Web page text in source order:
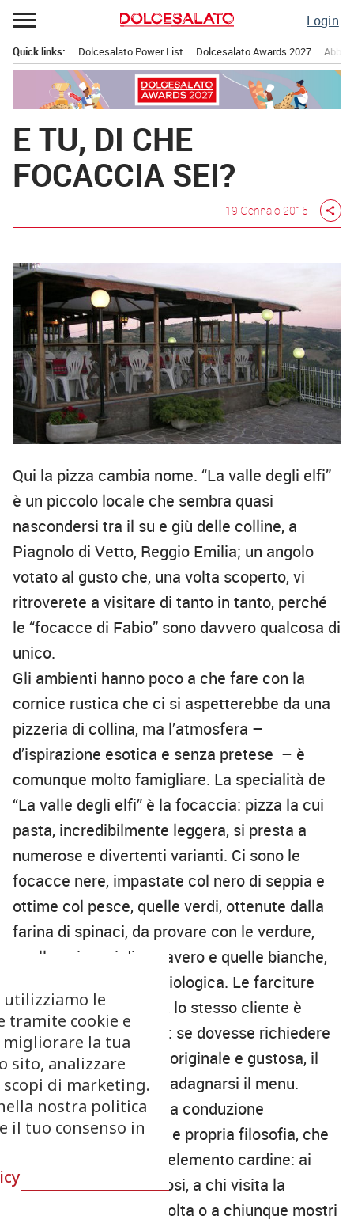
Passa
al
contenuto
Login
principale
Quick links: Dolcesalato Power List Dolcesalato Awards 2027
E TU, DI CHE
FOCACCIA SEI?
19 Gennaio 2015 share
Qui la pizza cambia nome. “La valle degli elfi”
è un piccolo locale che sembra quasi
nascondersi tra il su e giù delle colline, a
Piagnolo di Vetto, Reggio Emilia; un angolo
votato al gusto che, una volta scoperto, vi
ritroverete a visitare di tanto in tanto, perché
le “focacce di Fabio” sono davvero qualcosa di
unico.
Gli ambienti hanno poco a che fare con la
cornice rustica che ci si aspetterebbe da una
pizzeria di collina, ma l’atmosfera –
d’ispirazione esotica e senza pretese – è
comunque molto famigliare. La specialità de
“La valle degli elfi” è la focaccia: pizza la cui
pasta, incredibilmente leggera, si presta a
numerose e divertenti varianti. Ci sono le
focacce nere, impastate col nero di seppia e
ottime col pesce, quelle verdi, ottenute dalla
farina di spinaci, da provare con le verdure,
quelle coi semi di papavero e quelle bianche,
preparate con farina biologica. Le farciture
sono le più fantasiose, lo stesso cliente è
chiamato a dire la sua: se dovesse richiedere
una pizza abbastanza originale e gustosa, il
suo nome potrebbe guadagnarsi il menu.
A guidare i gestori nella conduzione
dell’attività è una vera e propria filosofia, che
fa della condivisione l’elemento cardine: ai
gruppi di amici numerosi, a chi visita la
pizzeria per la prima volta o a chiunque mostri
le
tramite cookie e
la tua
sito, analizzare
di marketing.
nostra politica
il tuo consenso in